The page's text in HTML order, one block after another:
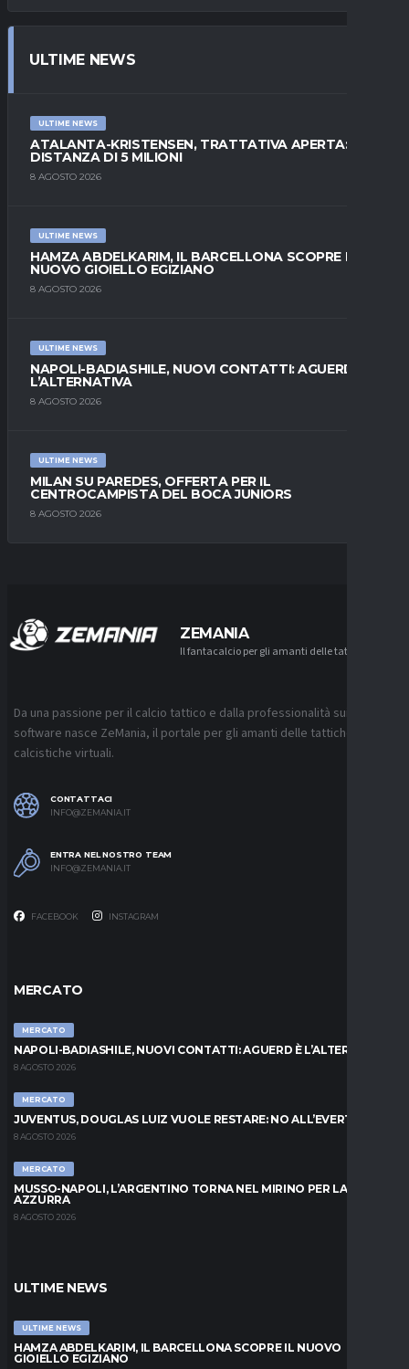
ULTIME NEWS
ULTIME NEWS
ATALANTA-KRISTENSEN, TRATTATIVA APERTA:
DISTANZA DI 5 MILIONI
8 AGOSTO 2026
ULTIME NEWS
HAMZA ABDELKARIM, IL BARCELLONA SCOPRE IL
NUOVO GIOIELLO EGIZIANO
8 AGOSTO 2026
ULTIME NEWS
NAPOLI-BADIASHILE, NUOVI CONTATTI: AGUERD È
L’ALTERNATIVA
8 AGOSTO 2026
ULTIME NEWS
MILAN SU PAREDES, OFFERTA PER IL
CENTROCAMPISTA DEL BOCA JUNIORS
8 AGOSTO 2026
ZEMANIA
Il fantacalcio per gli amanti delle tattiche
Da una passione per il calcio tattico e dalla professionalità sui
software nasce ZeMania, il portale per gli amanti delle tattiche
calcistiche virtuali.
CONTATTACI
INFO@ZEMANIA.IT
ENTRA NEL NOSTRO TEAM
INFO@ZEMANIA.IT
FACEBOOK INSTAGRAM
MERCATO
MERCATO
NAPOLI-BADIASHILE, NUOVI CONTATTI: AGUERD È L’ALTERNATIVA
8 AGOSTO 2026
MERCATO
JUVENTUS, DOUGLAS LUIZ VUOLE RESTARE: NO ALL’EVERTON
8 AGOSTO 2026
MERCATO
MUSSO-NAPOLI, L’ARGENTINO TORNA NEL MIRINO PER LA PORTA
AZZURRA
8 AGOSTO 2026
ULTIME NEWS
ULTIME NEWS
HAMZA ABDELKARIM, IL BARCELLONA SCOPRE IL NUOVO
GIOIELLO EGIZIANO